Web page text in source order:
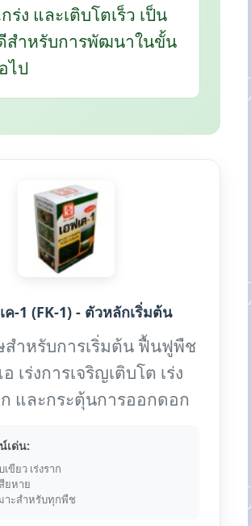
ร่ง และเติบโตเร็ว เป็น
สำหรับการพัฒนาในขั้น
ไป
ค-1 (FK-1) - ตัวหลักเริ่มต้น
สำหรับการเริ่มต้น ฟื้นฟูพืช
เร่งการเจริญเติบโต เร่ง
และกระตุ้นการออกดอก
เด่น:
เขียว เร่งราก
ยหาย
มาะสำหรับทุกพืช